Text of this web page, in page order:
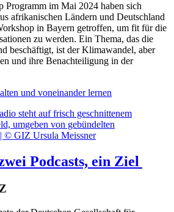
Programm im Mai 2024 haben sich
afrikanischen Ländern und Deutschland
in Bayern getroffen, um fit für die
zu werden. Ein Thema, das die
beschäftigt, ist der Klimawandel, aber
und ihre Benachteiligung in der
und voneinander lernen
Podcasts, ein Ziel